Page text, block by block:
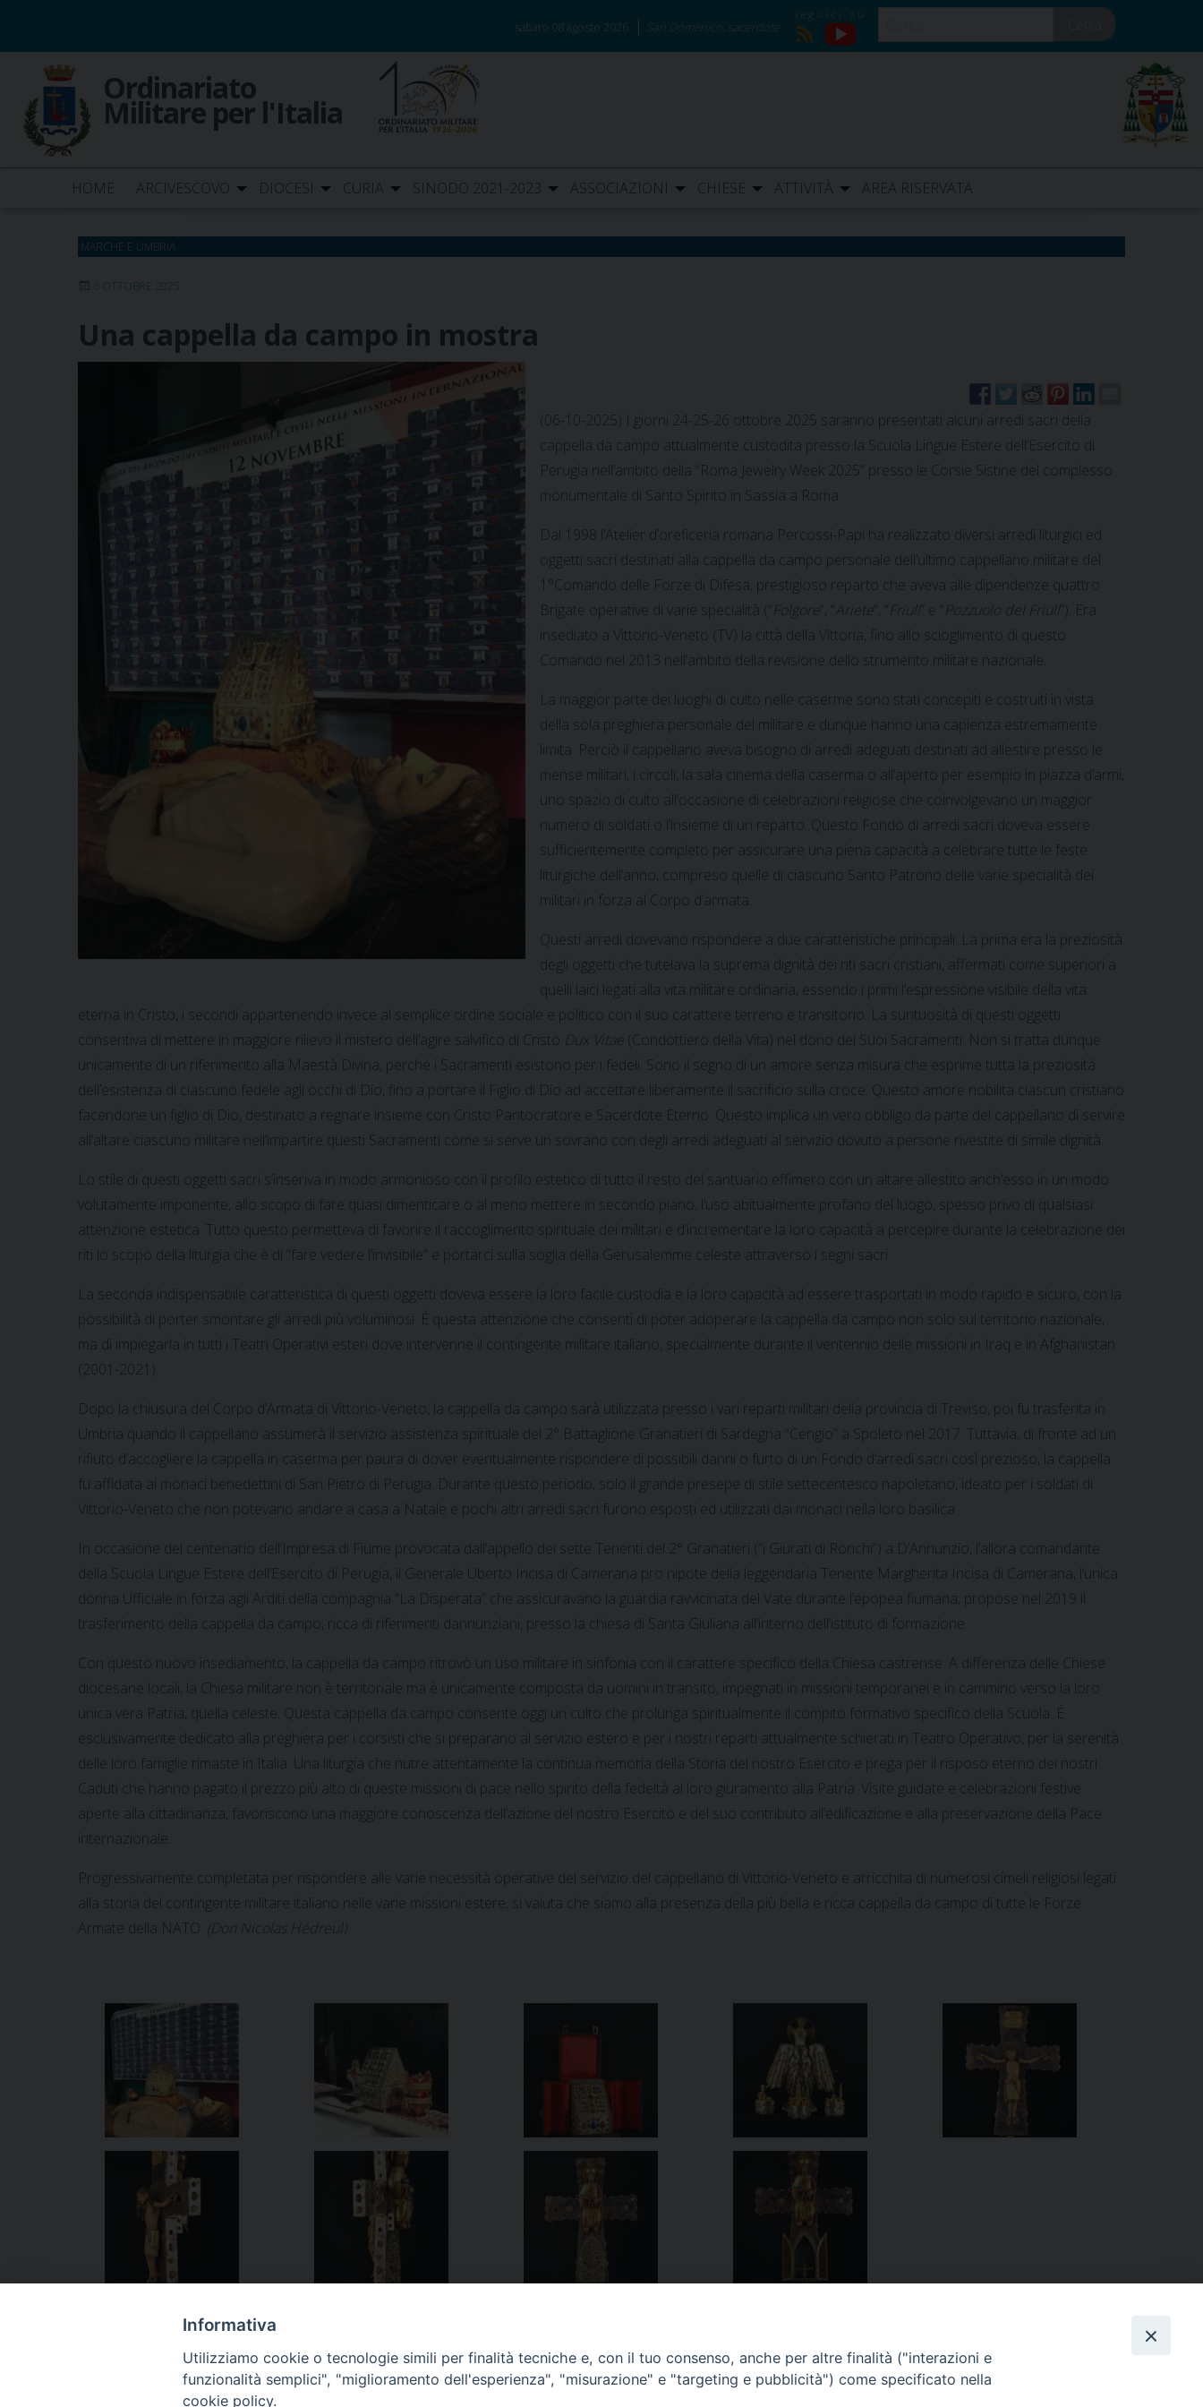
content
sabato 08 agosto 2026 San Domenico, sacerdote
RSS
YouTube
Ordinariato
Militare per l'Italia
HOME ARCIVESCOVO DIOCESI CURIA SINODO 2021-2023 ASSOCIAZIONI CHIESE ATTIVITÀ AREA RISERVATA
MARCHE E UMBRIA
6 OTTOBRE 2025
Una cappella da campo in mostra
(06-10-2025) I giorni 24-25-26 ottobre 2025 saranno presentati alcuni arredi sacri della
cappella da campo attualmente custodita presso la Scuola Lingue Estere dell’Esercito di
Perugia nell’ambito della “Roma Jewelry Week 2025” presso le Corsie Sistine del complesso
monumentale di Santo Spirito in Sassia a Roma.
Dal 1998 l’Atelier d’oreficeria romana Percossi-Papi ha realizzato diversi arredi liturgici ed
oggetti sacri destinati alla cappella da campo personale dell’ultimo cappellano militare del
1°Comando delle Forze di Difesa, prestigioso reparto che aveva alle dipendenze quattro
Brigate operative di varie specialità (“
Folgore ”, “ Ariete ”, “ Friuli ” e “ Pozzuolo del Friuli ”). Era
insediato a Vittorio-Veneto (TV) la città della Vittoria, fino allo scioglimento di questo
Comando nel 2013 nell’ambito della revisione dello strumento militare nazionale.
La maggior parte dei luoghi di culto nelle caserme sono stati concepiti e costruiti in vista
della sola preghiera personale del militare e dunque hanno una capienza estremamente
limita. Perciò il cappellano aveva bisogno di arredi adeguati destinati ad allestire presso le
mense militari, i circoli, la sala cinema della caserma o all’aperto per esempio in piazza d’armi,
uno spazio di culto all’occasione di celebrazioni religiose che coinvolgevano un maggior
numero di soldati o l’insieme di un reparto. Questo Fondo di arredi sacri doveva essere
sufficientemente completo per assicurare una piena capacità a celebrare tutte le feste
liturgiche dell’anno, compreso quelle di ciascuno Santo Patrono delle varie specialità dei
militari in forza al Corpo d’armata.
Questi arredi dovevano rispondere a due caratteristiche principali. La prima era la preziosità
degli oggetti che tutelava la suprema dignità dei riti sacri cristiani, affermati come superiori a
quelli laici legati alla vita militare ordinaria, essendo i primi l’espressione visibile della vita
eterna in Cristo, i secondi appartenendo invece al semplice ordine sociale e politico con il suo carattere terreno e transitorio. La suntuosità di questi oggetti
consentiva di mettere in maggiore rilievo il mistero dell’agire salvifico di Cristo Dux Vitae
(Condottiero della Vita) nel dono dei Suoi Sacramenti. Non si tratta dunque
unicamente di un riferimento alla Maestà Divina, perché i Sacramenti esistono per i fedeli. Sono il segno di un amore senza misura che esprime tutta la preziosità
dell’esistenza di ciascuno fedele agli occhi di Dio, fino a portare il Figlio di Dio ad accettare liberamente il sacrificio sulla croce. Questo amore nobilita ciascun cristiano
facendone un figlio di Dio, destinato a regnare insieme con Cristo Pantocratore e Sacerdote Eterno. Questo implica un vero obbligo da parte del cappellano di servire
all’altare ciascuno militare nell’impartire questi Sacramenti come si serve un sovrano con degli arredi adeguati al servizio dovuto a persone rivestite di simile dignità.
Lo stile di questi oggetti sacri s’inseriva in modo armonioso con il profilo estetico di tutto il resto del santuario effimero con un altare allestito anch’esso in un modo
volutamente imponente, allo scopo di fare quasi dimenticare o al meno mettere in secondo piano, l’uso abitualmente profano del luogo, spesso privo di qualsiasi
attenzione estetica. Tutto questo permetteva di favorire il raccoglimento spirituale dei militari e d’incrementare la loro capacità a percepire durante la celebrazione dei
riti lo scopo della liturgia che è di “fare vedere l’invisibile” e portarci sulla soglia della Gerusalemme celeste attraverso i segni sacri.
La seconda indispensabile caratteristica di questi oggetti doveva essere la loro facile custodia e la loro capacità ad essere trasportati in modo rapido e sicuro, con la
possibilità di porter smontare gli arredi più voluminosi. È questa attenzione che consentì di poter adoperare la cappella da campo non solo sul territorio nazionale,
ma di impiegarla in tutti i Teatri Operativi esteri dove intervenne il contingente militare italiano, specialmente durante il ventennio delle missioni in Iraq e in Afghanistan
(2001-2021).
Dopo la chiusura del Corpo d’Armata di Vittorio-Veneto, la cappella da campo sarà utilizzata presso i vari reparti militari della provincia di Treviso, poi fu trasferita in
Umbria quando il cappellano assumerà il servizio assistenza spirituale del 2° Battaglione Granatieri di Sardegna “Cengio” a Spoleto nel 2017. Tuttavia, di fronte ad un
rifiuto d’accogliere la cappella in caserma per paura di dover eventualmente rispondere di possibili danni o furto di un Fondo d’arredi sacri così prezioso, la cappella
fu affidata ai monaci benedettini di San Pietro di Perugia. Durante questo periodo, solo il grande presepe di stile settecentesco napoletano, ideato per i soldati di
Vittorio-Veneto che non potevano andare a casa a Natale e pochi altri arredi sacri furono esposti ed utilizzati dai monaci nella loro basilica.
In occasione del centenario dell’Impresa di Fiume provocata dall’appello dei sette Tenenti del 2° Granatieri (“i Giurati di Ronchi”) a D’Annunzio, l’allora comandante
della Scuola Lingue Estere dell’Esercito di Perugia, il Generale Uberto Incisa di Camerana pro nipote della leggendaria Tenente Margherita Incisa di Camerana, l’unica
donna Ufficiale in forza agli Arditi della compagnia “La Disperata” che assicuravano la guardia ravvicinata del Vate durante l’epopea fiumana, propose nel 2019 il
trasferimento della cappella da campo, ricca di riferimenti dannunziani, presso la chiesa di Santa Giuliana all’interno dell’istituto di formazione.
Con questo nuovo insediamento, la cappella da campo ritrovò un uso militare in sinfonia con il carattere specifico della Chiesa castrense: A differenza delle Chiese
diocesane locali, la Chiesa militare non è territoriale ma è unicamente composta da uomini in transito, impegnati in missioni temporanei e in cammino verso la loro
unica vera Patria, quella celeste. Questa cappella da campo consente oggi un culto che prolunga spiritualmente il compito formativo specifico della Scuola. È
esclusivamente dedicato alla preghiera per i corsisti che si preparano al servizio estero e per i nostri reparti attualmente schierati in Teatro Operativo, per la serenità
delle loro famiglie rimaste in Italia. Una liturgia che nutre attentamente la continua memoria della Storia del nostro Esercito e prega per il risposo eterno dei nostri
Caduti che hanno pagato il prezzo più alto di queste missioni di pace nello spirito della fedeltà al loro giuramento alla Patria. Visite guidate e celebrazioni festive
aperte alla cittadinanza, favoriscono una maggiore conoscenza dell’azione del nostro Esercito e del suo contributo all’edificazione e alla preservazione della Pace
internazionale.
Progressivamente completata per rispondere alle varie necessità operative del servizio del cappellano di Vittorio-Veneto e arricchita di numerosi cimeli religiosi legati
alla storia del contingente militare italiano nelle varie missioni estere, si valuta che siamo alla presenza della più bella e ricca cappella da campo di tutte le Forze
Armate della NATO.
(Don Nicolas Hédreul)
Velletri – Il 2° Reggimento Carabinieri ricorda il venerabile Salvo D’Acquisto
Informativa
Utilizziamo cookie o tecnologie simili per finalità tecniche e, con il tuo consenso, anche per altre finalità ("interazioni e
funzionalità semplici", "miglioramento dell'esperienza", "misurazione" e "targeting e pubblicità") come specificato nella
cookie policy.